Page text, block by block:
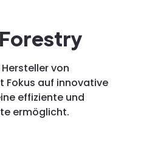
von
Fokus auf innovative
effiziente und
ermöglicht.